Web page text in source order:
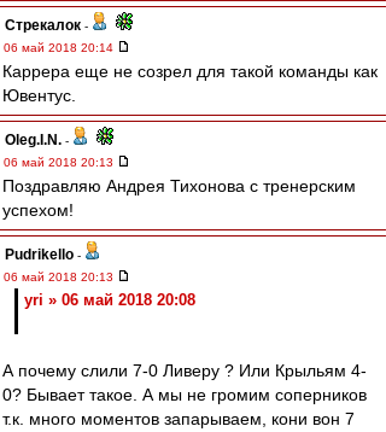
Стрекалок -
06 май 2018 20:14
Каррера еще не созрел для такой команды как
Ювентус.
Oleg.I.N. -
06 май 2018 20:13
Поздравляю Андрея Тихонова с тренерским
успехом!
Pudrikello -
06 май 2018 20:13
yri » 06 май 2018 20:08
А почему слили 7-0 Ливеру ? Или Крыльям 4-
0? Бывает такое. А мы не громим соперников
т.к. много моментов запарываем, кони вон 7